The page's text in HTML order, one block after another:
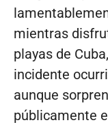
mientras
playas de
incidente
aunque
públicamente